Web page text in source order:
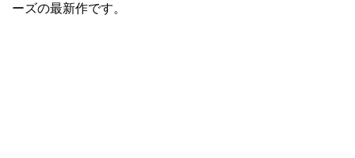
ーズの最新作です。